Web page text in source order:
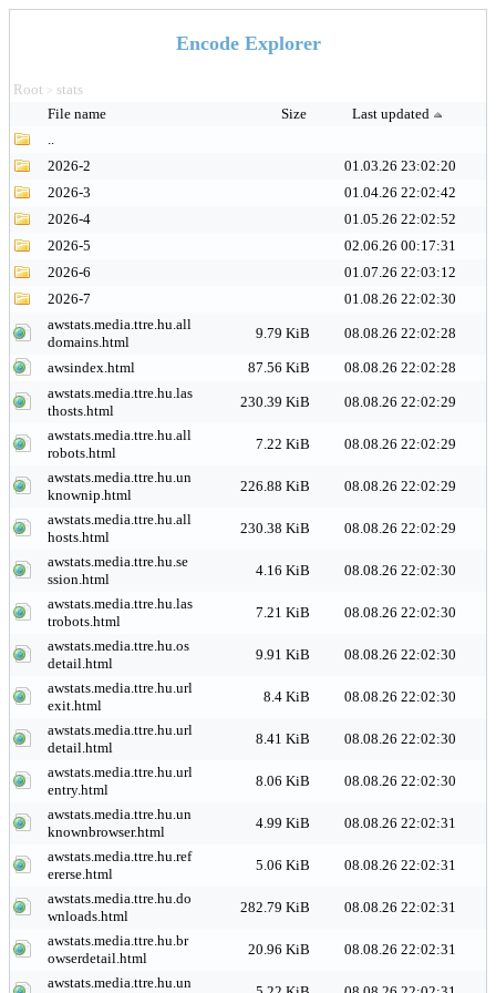
Encode Explorer
Root > stats
File name
Size
Last updated
..
2026-2
01.03.26 23:02:20
2026-3
01.04.26 22:02:42
2026-4
01.05.26 22:02:52
2026-5
02.06.26 00:17:31
2026-6
01.07.26 22:03:12
2026-7
01.08.26 22:02:30
awstats.media.ttre.hu.all
domains.html
9.79 KiB 08.08.26 22:02:28
awsindex.html 87.56 KiB
08.08.26 22:02:28
awstats.media.ttre.hu.las
thosts.html
230.39 KiB
08.08.26 22:02:29
awstats.media.ttre.hu.all
robots.html
7.22 KiB
08.08.26 22:02:29
awstats.media.ttre.hu.un
knownip.html
226.88 KiB
08.08.26 22:02:29
awstats.media.ttre.hu.all
hosts.html
230.38 KiB
08.08.26 22:02:29
awstats.media.ttre.hu.se
ssion.html
4.16 KiB
08.08.26 22:02:30
awstats.media.ttre.hu.las
trobots.html
7.21 KiB
08.08.26 22:02:30
awstats.media.ttre.hu.os
detail.html
9.91 KiB
08.08.26 22:02:30
awstats.media.ttre.hu.url
exit.html
8.4 KiB
08.08.26 22:02:30
awstats.media.ttre.hu.url
detail.html
8.41 KiB
08.08.26 22:02:30
awstats.media.ttre.hu.url
entry.html
8.06 KiB
08.08.26 22:02:30
awstats.media.ttre.hu.un
knownbrowser.html
4.99 KiB
08.08.26 22:02:31
awstats.media.ttre.hu.ref
ererse.html
5.06 KiB
08.08.26 22:02:31
awstats.media.ttre.hu.do
wnloads.html
282.79 KiB
08.08.26 22:02:31
awstats.media.ttre.hu.br
owserdetail.html
20.96 KiB
08.08.26 22:02:31
awstats.media.ttre.hu.un